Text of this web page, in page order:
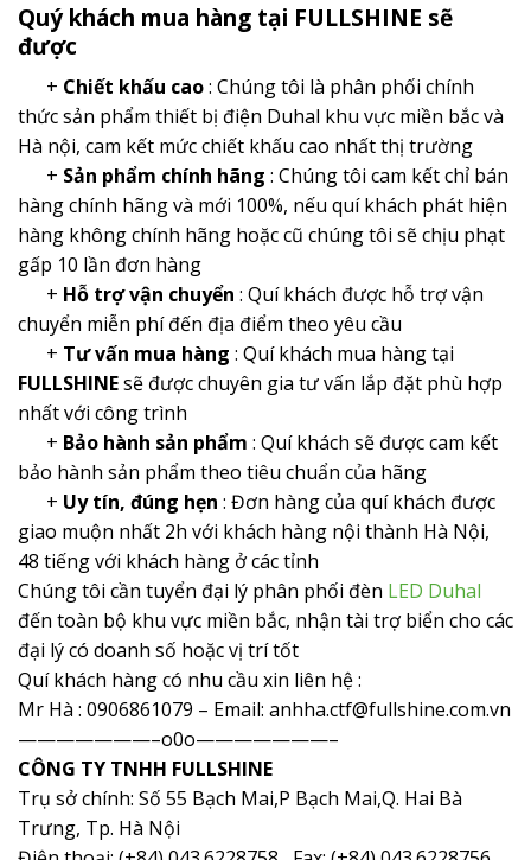
Quý khách mua hàng tại FULLSHINE sẽ
được
+ Chiết khấu cao: Chúng tôi là phân phối chính
thức sản phẩm thiết bị điện Duhal khu vực miền bắc và
Hà nội, cam kết mức chiết khấu cao nhất thị trường
+ Sản phẩm chính hãng : Chúng tôi cam kết chỉ bán
hàng chính hãng và mới 100%, nếu quí khách phát hiện
hàng không chính hãng hoặc cũ chúng tôi sẽ chịu phạt
gấp 10 lần đơn hàng
+ Hỗ trợ vận chuyển : Quí khách được hỗ trợ vận
chuyển miễn phí đến địa điểm theo yêu cầu
+ Tư vấn mua hàng : Quí khách mua hàng tại
FULLSHINEsẽ được chuyên gia tư vấn lắp đặt phù hợp
nhất với công trình
+ Bảo hành sản phẩm : Quí khách sẽ được cam kết
bảo hành sản phẩm theo tiêu chuẩn của hãng
+ Uy tín, đúng hẹn : Đơn hàng của quí khách được
giao muộn nhất 2h với khách hàng nội thành Hà Nội,
48 tiếng với khách hàng ở các tỉnh
Chúng tôi cần tuyển đại lý phân phối đèn LED Duhal
đến toàn bộ khu vực miền bắc, nhận tài trợ biển cho các
đại lý có doanh số hoặc vị trí tốt
Quí khách hàng có nhu cầu xin liên hệ :
Mr Hà : 0906861079 – Email: anhha.ctf@fullshine.com.vn
———————–o0o———————–
CÔNG TY TNHH FULLSHINE
Trụ sở chính: Số 55 Bạch Mai,P Bạch Mai,Q. Hai Bà
Trưng, Tp. Hà Nội